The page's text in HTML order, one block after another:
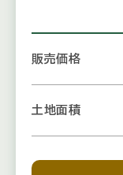
販売価格
土地面積